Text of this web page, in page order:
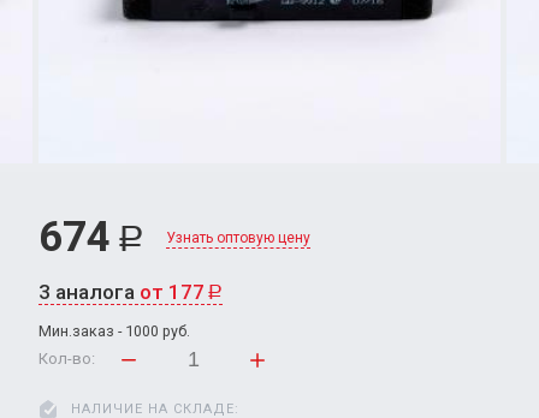
674 Р Узнать оптовую цену
3 аналога от 177 Р
Мин.заказ - 1000 руб.
Кол-во:
НАЛИЧИЕ НА СКЛАДЕ: